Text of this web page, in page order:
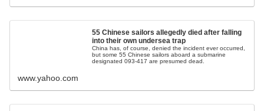
55 Chinese sailors allegedly died after falling
into their own undersea trap
China has, of course, denied the incident ever occurred,
but some 55 Chinese sailors aboard a submarine
designated 093-417 are presumed dead.
www.yahoo.com